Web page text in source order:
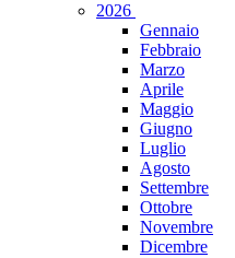
2026
Gennaio
Febbraio
Marzo
Aprile
Maggio
Giugno
Luglio
Agosto
Settembre
Ottobre
Novembre
Dicembre